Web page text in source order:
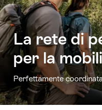
La rete di
per la